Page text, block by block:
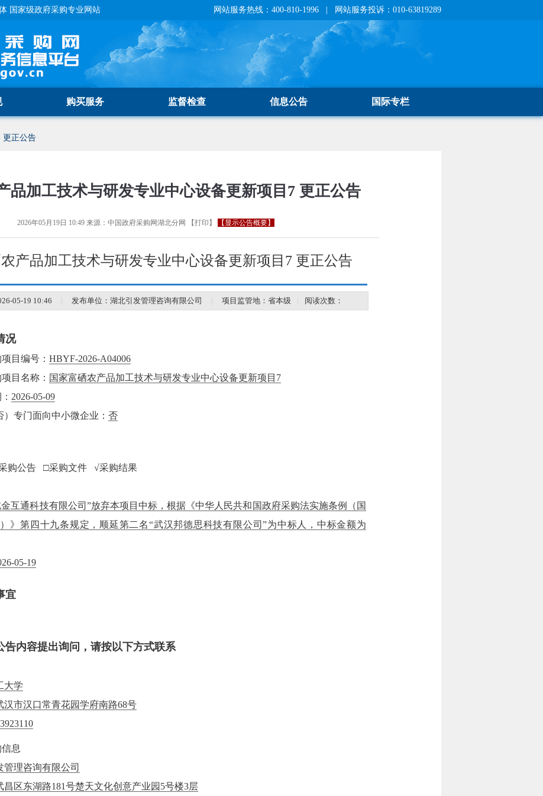
国家级政府采购专业网站 网站服务热线：400-810-1996 | 网站服务投诉：010-63819289
购买服务 监督检查 信息公告 国际专栏
更正公告
品加工技术与研发专业中心设备更新项目7 更正公告
2026年05月19日 10:49来源： 中国政府采购网湖北分网 【打印 】 【显示公告概要】
产品加工技术与研发专业中心设备更新项目7 更正公告
05-19 10:46 发布单位：湖北引发管理咨询有限公司 项目监管地：省本级 阅读次数：
况
目编号： HBYF-2026-A04006
目名称： 国家富硒农产品加工技术与研发专业中心设备更新项目7
2026-05-09
专门面向中小微企业： 否
购公告 □采购文件 √采购结果
互通科技有限公司”放弃本项目中标，根据《中华人民共和国政府采购法实施条例（国
》第四十九条规定，顺延第二名“武汉邦德思科技有限公司”为中标人，中标金额为
05-19
宜
告内容提出询问，请按以下方式联系
大学
汉市汉口常青花园学府南路68号
息
管理咨询有限公司
昌区东湖路181号楚天文化创意产业园5号楼3层